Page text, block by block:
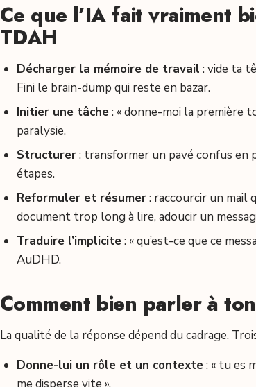
Ce que l’IA fait vraiment
TDAH
Décharger la mémoire de travail : vide ta
Fini le brain-dump qui reste en bazar.
Initier une tâche: « donne-moi la première
paralysie.
Structurer: transformer un pavé confus en
étapes.
Reformuler et résumer: raccourcir un mail
document trop long à lire, adoucir un
Traduire l’implicite: « qu’est-ce que ce
AuDHD.
Comment bien parler à
La qualité de la réponse dépend du cadrage.
Donne-lui un rôle et un contexte: « tu es